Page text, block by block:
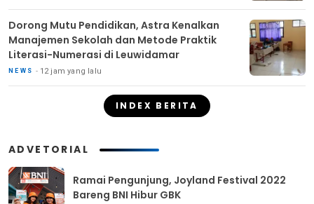
Dorong Mutu Pendidikan, Astra Kenalkan
Manajemen Sekolah dan Metode Praktik
Literasi-Numerasi di Leuwidamar
NEWS 12 jam yang lalu
INDEX BERITA
ADVETORIAL
Ramai Pengunjung, Joyland Festival 2022
Bareng BNI Hibur GBK